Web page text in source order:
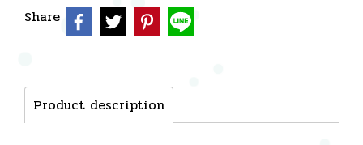
Share
Product description